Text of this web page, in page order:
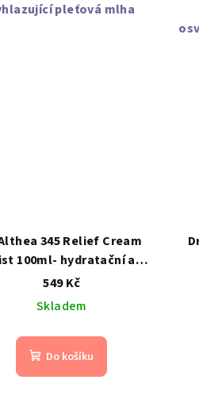
pleťová mlha
345 Relief Cream
100ml- hydratační a
krémová mlha
549 Kč
Skladem
Do košíku